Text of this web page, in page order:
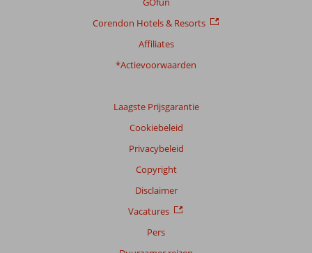
Corendon Hotels & Resorts
Affiliates
*Actievoorwaarden
Laagste Prijsgarantie
Cookiebeleid
Privacybeleid
Copyright
Disclaimer
Vacatures
Pers